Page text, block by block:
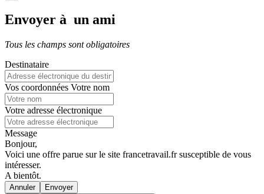
Envoyer à un ami
Tous les champs sont obligatoires
Destinataire
Vos coordonnées Votre nom
Votre adresse électronique
Message
Bonjour,
Voici une offre parue sur le site francetravail.fr susceptible de vous
intéresser.
A bientôt.
Annuler